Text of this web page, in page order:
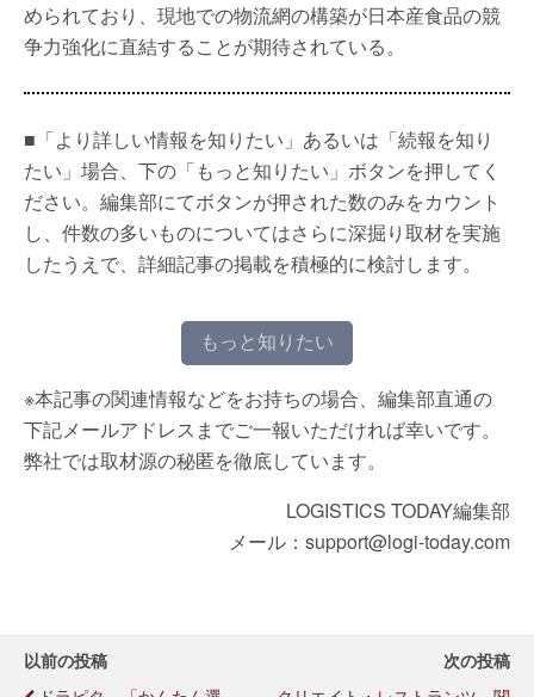
められており、現地での物流網の構築が日本産食品の競
争力強化に直結することが期待されている。
■「より詳しい情報を知りたい」あるいは「続報を知り
たい」場合、下の「もっと知りたい」ボタンを押してく
ださい。編集部にてボタンが押された数のみをカウント
し、件数の多いものについてはさらに深掘り取材を実施
したうえで、詳細記事の掲載を積極的に検討します。
もっと知りたい
※本記事の関連情報などをお持ちの場合、編集部直通の
下記メールアドレスまでご一報いただければ幸いです。
弊社では取材源の秘匿を徹底しています。
LOGISTICS TODAY編集部
メール：support@logi-today.com
以前の投稿 次の投稿